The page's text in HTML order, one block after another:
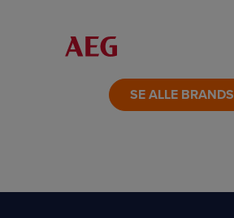
LINK
SE ALLE BRANDS